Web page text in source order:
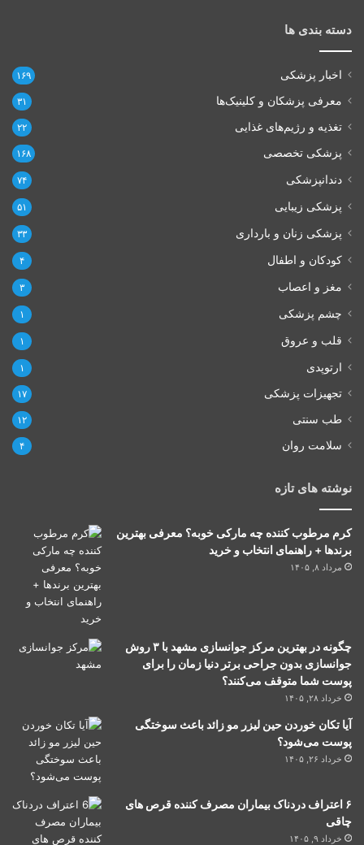
دسته بندی ها
اخبار پزشکی ۱۶۹
معرفی پزشکان و کلینیک‌ها ۳۱
تغذیه و رژیم‌های غذایی ۲۲
پزشکی تخصصی ۱۶۸
دندانپزشکی ۷۴
پزشکی زیبایی ۵۱
پزشکی زنان و بارداری ۳۳
کودکان و اطفال ۴
مغز و اعصاب ۳
چشم پزشکی ۱
قلب و عروق ۱
ارتوپدی ۱
تجهیزات پزشکی ۱۷
طب سنتی ۱۲
سلامت روان ۴
نوشته های تازه
کرم مرطوب کننده چه مارکی خوبه؟ معرفی بهترین
برندها + راهنمای انتخاب و خرید
مرداد ۸, ۱۴۰۵
چگونه در بهترین مرکز جوانسازی مشهد با ۳ روش
جوانسازی بدون جراحی برتر دنیا زمان را برای
پوست شما متوقف می‌کنند؟
خرداد ۲۸, ۱۴۰۵
آیا تکان خوردن حین لیزر مو زائد باعث سوختگی
پوست می‌شود؟
خرداد ۲۶, ۱۴۰۵
۶ اعتراف دردناک بیماران مصرف کننده قرص های
چاقی
خرداد ۹, ۱۴۰۵